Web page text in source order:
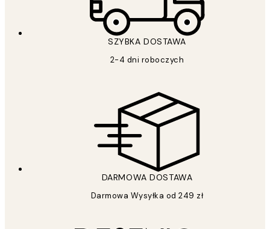
SZYBKA DOSTAWA
2-4 dni roboczych
DARMOWA DOSTAWA
Darmowa Wysyłka od 249 zł